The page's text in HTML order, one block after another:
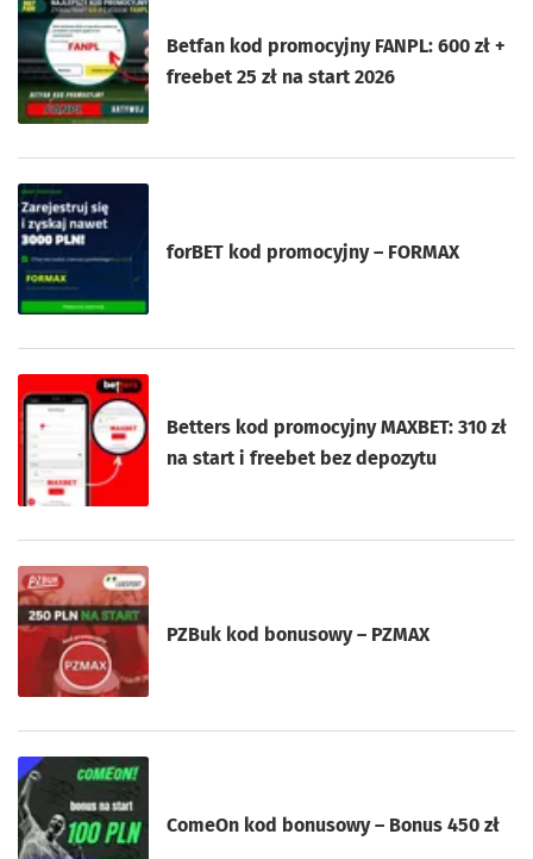
Betfan kod promocyjny FANPL: 600 zł +
freebet 25 zł na start 2026
forBET kod promocyjny – FORMAX
Betters kod promocyjny MAXBET: 310 zł
na start i freebet bez depozytu
PZBuk kod bonusowy – PZMAX
ComeOn kod bonusowy – Bonus 450 zł